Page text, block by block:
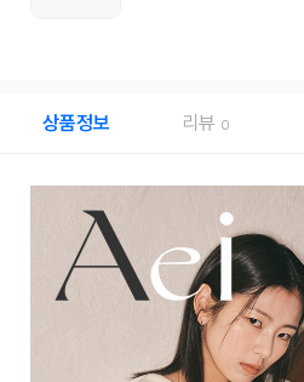
상품정보 리뷰 0